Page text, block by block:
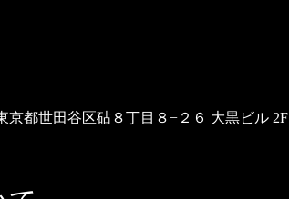
京都世田谷区砧８丁目８−２６ 大黒ビル 2F